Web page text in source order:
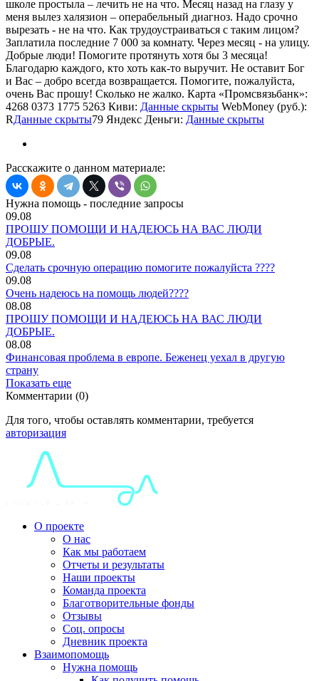
школе простыла – лечить не на что. Месяц назад на глазу у
меня вылез халязион – операбельный диагноз. Надо срочно
вырезать - не на что. Как трудоустраиваться с таким лицом?
Заплатила последние 7 000 за комнату. Через месяц - на улицу.
Добрые люди! Помогите протянуть хотя бы 3 месяца!
Благодарю каждого, кто хоть как-то выручит. Не оставит Бог
и Вас – добро всегда возвращается. Помогите, пожалуйста,
очень Вас прошу! Сколько не жалко. Карта «Промсвязьбанк»:
4268 0373 1775 5263 Киви: Данные скрыты WebMoney (руб.):
RДанные скрыты79 Яндекс Деньги: Данные скрыты
Расскажите о данном материале:
Нужна помощь - последние запросы
09.08
ПРОШУ ПОМОЩИ И НАДЕЮСЬ НА ВАС ЛЮДИ
ДОБРЫЕ.
09.08
Сделать срочную операцию помогите пожалуйста ????
09.08
Очень надеюсь на помощь людей????
08.08
ПРОШУ ПОМОЩИ И НАДЕЮСЬ НА ВАС ЛЮДИ
ДОБРЫЕ.
08.08
Финансовая проблема в европе. Беженец уехал в другую
страну
Показать еще
Комментарии (0)
Для того, чтобы оставлять комментарии, требуется
авторизация
О проекте
О нас
Как мы работаем
Отчеты и результаты
Наши проекты
Команда проекта
Благотворительные фонды
Отзывы
Соц. опросы
Дневник проекта
Взаимопомощь
Нужна помощь